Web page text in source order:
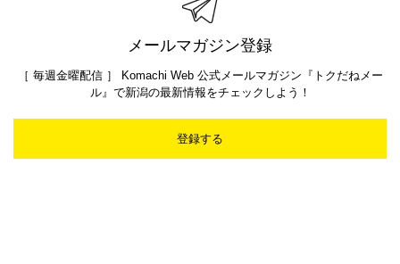
メールマガジン登録
［ 毎週金曜配信 ］ Komachi Web 公式メールマガジン『トクだねメー
ル』で新潟の最新情報をチェックしよう！
登録する